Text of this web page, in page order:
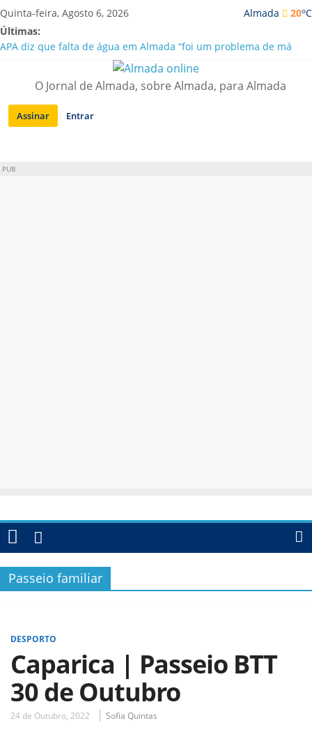
Saltar
para
conteúdo
Almada 20oC
Quinta-feira, Agosto 6, 2026
Últimas:
APA diz que falta de água em Almada “foi um problema de má
Laranjeiro | Cultura pop asiática invade a Casa Amarela
Ponte 25 de Abril celebra 60 anos com programa cultural entre
Lisboa e Almada
Situação de alerta em Almada renovada até final de Agosto
O Jornal de Almada, sobre Almada, para Almada
Assinar Entrar
PUB
Passeio familiar
DESPORTO
Caparica | Passeio BTT
30 de Outubro
24 de Outubro, 2022 Sofia Quintas